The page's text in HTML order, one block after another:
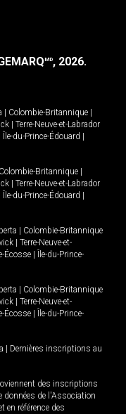
MD, 2026.
Colombie-Britannique
Terre-Neuve-et-Labrador
Île-du-Prince-Édouard
Colombie-Britannique
Terre-Neuve-et-Labrador
Île-du-Prince-Édouard
Colombie-Britannique
Terre-Neuve-et-
Écosse
Île-du-Prince-
Colombie-Britannique
Terre-Neuve-et-
Écosse
Île-du-Prince-
Dernières inscriptions au
des inscriptions
données de l'Association
en référence des